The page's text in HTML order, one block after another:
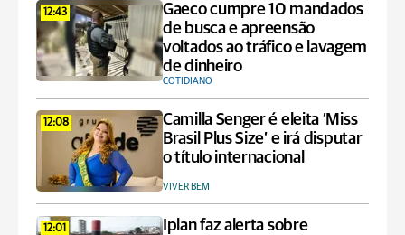
12:43
Gaeco cumpre 10 mandados
de busca e apreensão
voltados ao tráfico e lavagem
de dinheiro
COTIDIANO
12:08
Camilla Senger é eleita ‘Miss
Brasil Plus Size’ e irá disputar
o título internacional
VIVER BEM
12:01
Iplan faz alerta sobre